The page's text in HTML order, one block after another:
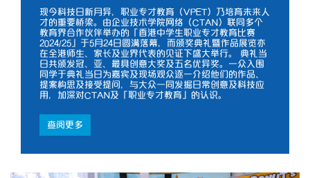
现今科技日新月异，职业专才教育（VPET）乃培育未来人
才的重要桥梁。由企业技术学院网络（CTAN）联同多个
教育界合作伙伴举办的「香港中学生职业专才教育比赛
2024/25」于5月24日圆满落幕，而颁奖典礼暨作品展览亦
在全港师生、家长及业界代表的见证下盛大举行。 典礼当
日共颁发冠、亚、最具创意大奖及五名优异奖。一众入围
同学于典礼当日为嘉宾及现场观众逐一介绍他们的作品、
提案构思及接受提问，与大众一同发掘日常创意及科技应
用，加深对CTAN及「职业专才教育」的认识。
查阅更多